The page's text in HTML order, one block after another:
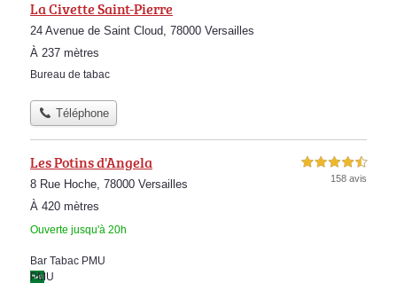
La Civette Saint-Pierre
24 Avenue de Saint Cloud, 78000 Versailles
À 237 mètres
Bureau de tabac
Téléphone
Les Potins d'Angela
8 Rue Hoche, 78000 Versailles
À 420 mètres
Ouverte jusqu'à 20h
4,5 étoiles sur 5
158 avis
Bar Tabac PMU
PMU